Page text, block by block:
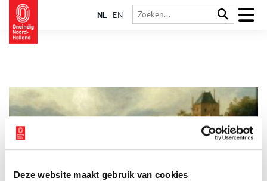
Deze website maakt gebruik van cookies
NL EN